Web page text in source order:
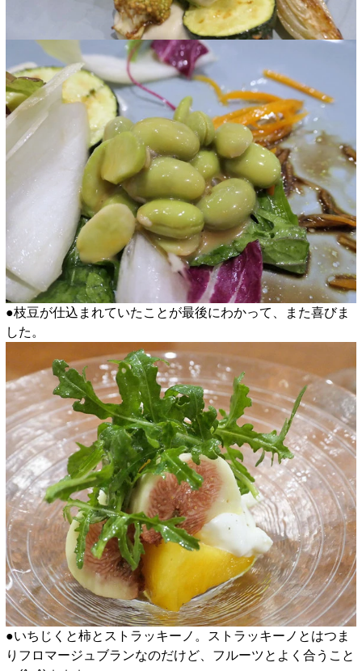
●枝豆が仕込まれていたことが最後にわかって、また喜びま
した。
●いちじくと柿とストラッキーノ。ストラッキーノとはつま
りフロマージュブランなのだけど、フルーツとよく合うこと